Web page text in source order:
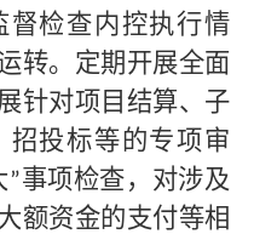
督检查内控执行情
转。定期开展全面
针对项目结算、子
招投标等的专项审
”事项检查，对涉及
额资金的支付等相